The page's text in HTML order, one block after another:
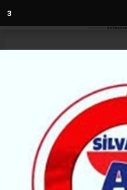
2
Amedspor
DTSO
(Tigris ) - Tigris Gazetesi |
43585+